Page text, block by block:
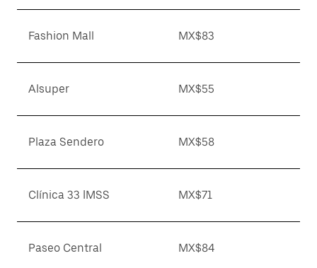
Fashion Mall MX$83
Alsuper MX$55
Plaza Sendero MX$58
Clínica 33 IMSS MX$71
Paseo Central MX$84